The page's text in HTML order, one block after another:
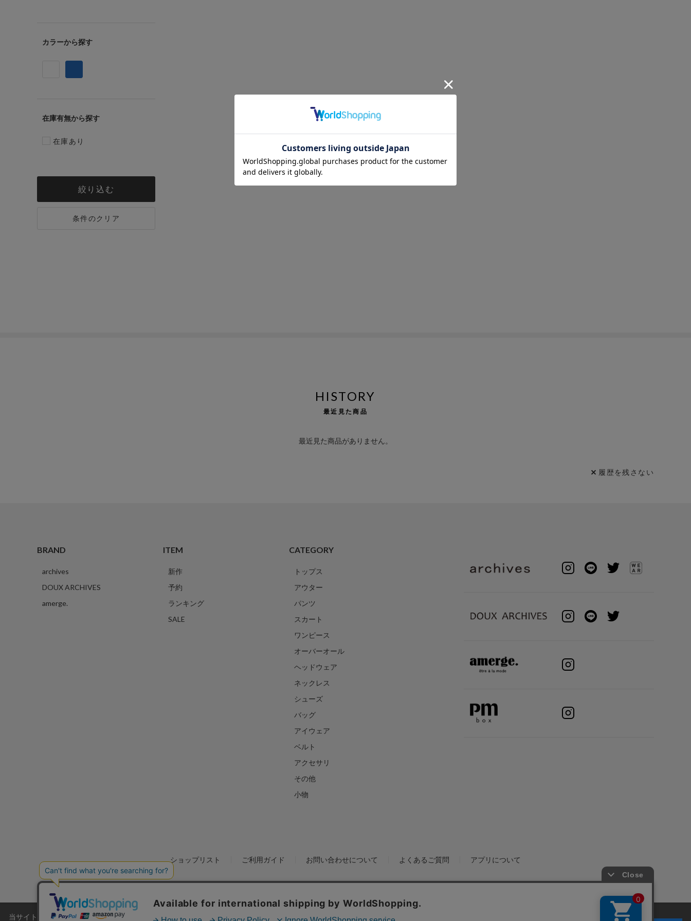
カラー
在庫有無
在庫あり
絞り込む
条件のクリア
HISTORY
最近見た商品
最近見た商品がありません。
履歴を残さない
BRAND
archives
DOUX ARCHIVES
amerge.
ITEM
新作
予約
ランキング
SALE
CATEGORY
トップス
アウター
パンツ
スカート
ワンピース
オーバーオール
ヘッドウェア
ネックレス
シューズ
バッグ
アイウェア
ベルト
アクセサリ
その他
小物
ショップリスト ご利用ガイド お問い合わせについて よくあるご質問 アプリについて
当サイトでは利用体験の向上およびコンテンツの最適な提供、トラフィックの分析を目的としてCookieを使用しています。